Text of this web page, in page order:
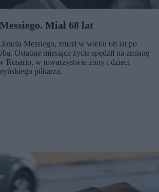
Miał 68 lat
Messiego, zmarł w wieku 68 lat po
Ostatnie miesiące życia spędził na zmianę
Rosario, w towarzystwie żony i dzieci –
piłkarza.